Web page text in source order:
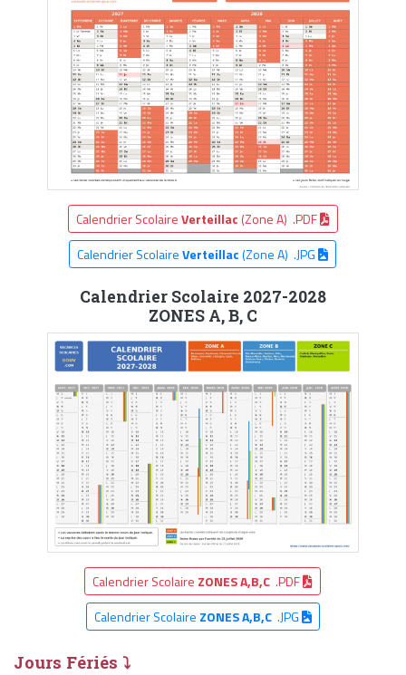
Calendrier ScolaireVerteillac (Zone A) .PDF
Calendrier ScolaireVerteillac(Zone A) .JPG
Calendrier Scolaire 2027-2028
ZONES A, B, C
Calendrier Scolaire ZONES A,B,C .PDF
Calendrier Scolaire ZONES A,B,C.JPG
Jours Fériés ⤵